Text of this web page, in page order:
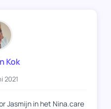
Kok
2021
Jasmijn in het Nina.care